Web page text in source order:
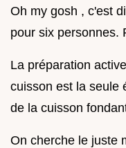
Oh my gosh , c'est
pour six personnes.
La préparation
cuisson est la seule
de la cuisson
On cherche le juste